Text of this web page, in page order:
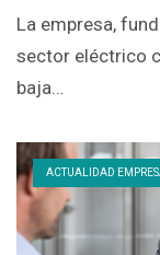
La empresa,
sector eléctrico
baja…
ACTUALIDAD